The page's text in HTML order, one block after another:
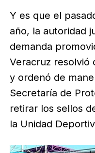
Y es que el
año, la autoridad
demanda
Veracruz resolvió
y ordenó de
Secretaría de
retirar los sellos
la Unidad